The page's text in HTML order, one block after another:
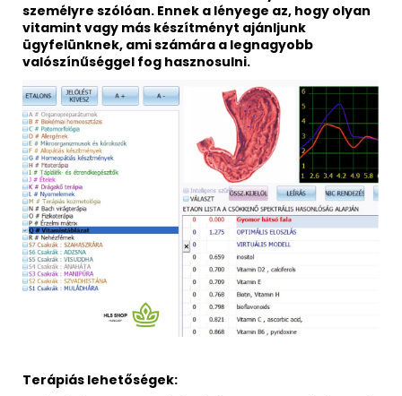
személyre szólóan. Ennek a lényege az, hogy olyan
vitamint vagy más készítményt ajánljunk
ügyfelünknek, ami számára a legnagyobb
valószínűséggel fog hasznosulni.
Terápiás lehetőségek: